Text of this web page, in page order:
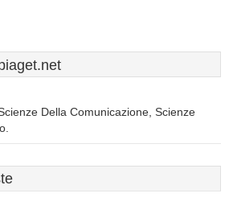
Della Comunicazione, Scienze